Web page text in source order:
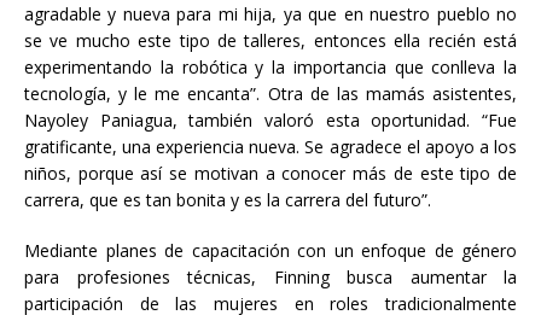
agradable y nueva para mi hija, ya que en nuestro pueblo no
se ve mucho este tipo de talleres, entonces ella recién está
experimentando la robótica y la importancia que conlleva la
tecnología, y le me encanta”. Otra de las mamás asistentes,
Nayoley Paniagua, también valoró esta oportunidad. “Fue
gratificante, una experiencia nueva. Se agradece el apoyo a los
niños, porque así se motivan a conocer más de este tipo de
carrera, que es tan bonita y es la carrera del futuro”.
Mediante planes de capacitación con un enfoque de género
para profesiones técnicas, Finning busca aumentar la
participación de las mujeres en roles tradicionalmente